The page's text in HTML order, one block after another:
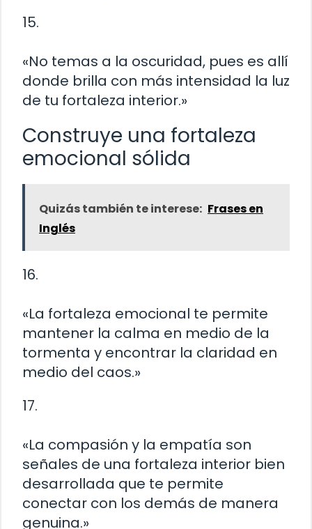
15.
«No temas a la oscuridad, pues es allí
donde brilla con más intensidad la luz
de tu fortaleza interior.»
Construye una fortaleza
emocional sólida
Quizás también te interese: Frases en
Inglés
16.
«La fortaleza emocional te permite
mantener la calma en medio de la
tormenta y encontrar la claridad en
medio del caos.»
17.
«La compasión y la empatía son
señales de una fortaleza interior bien
desarrollada que te permite
conectar con los demás de manera
genuina.»